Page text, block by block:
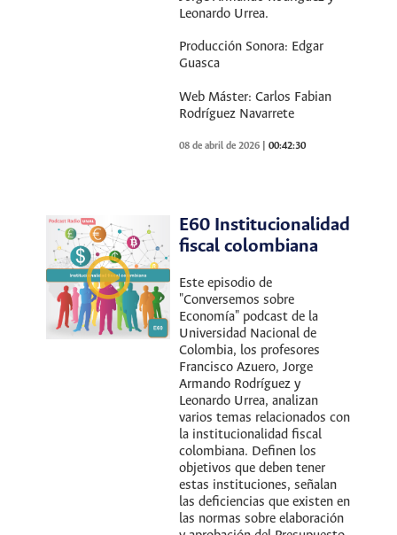
Leonardo Urrea.
Producción Sonora: Edgar
Guasca
Web Máster: Carlos Fabian
Rodríguez Navarrete
08 de abril de 2026 |00:42:30
E60 Institucionalidad
fiscal colombiana
Este episodio de
"Conversemos sobre
Economía" podcast de la
Universidad Nacional de
Colombia, los profesores
Francisco Azuero, Jorge
Armando Rodríguez y
Leonardo Urrea, analizan
varios temas relacionados con
la institucionalidad fiscal
colombiana. Definen los
objetivos que deben tener
estas instituciones, señalan
las deficiencias que existen en
las normas sobre elaboración